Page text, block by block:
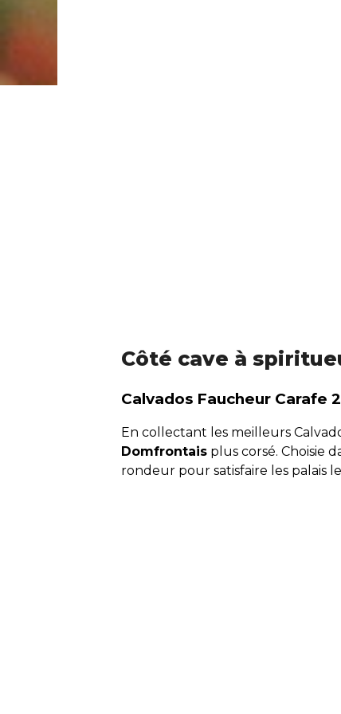
Côté cave à
Calvados Faucheur Carafe
En collectant les meilleurs
Domfrontais plus corsé. Choisie
rondeur pour satisfaire les palais